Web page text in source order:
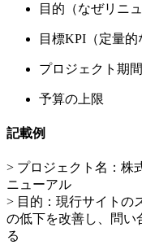
目的（なぜリニ
目標KPI（定量的
プロジェクト期
予算の上限
記載例
> プロジェクト名：株
ニューアル
> 目的：現行サイトの
の低下を改善し、問い
る